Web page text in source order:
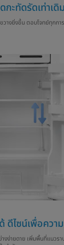
กะทัดรัดเท่าเดิม
วางยิ่งขึ้น ตอบโจทย์ทุกกา
ดีไซน์เพื่อคว
งง่ายดาย เพิ่มพื้นที่แนวร